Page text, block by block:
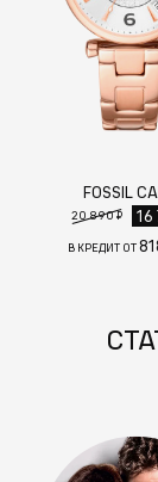
FOSSIL
20 890 ₽ 16
В КРЕДИТ ОТ